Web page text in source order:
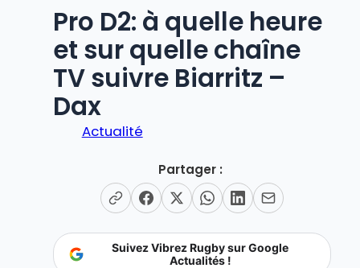
Pro D2: à quelle heure
et sur quelle chaîne
TV suivre Biarritz –
Dax
Actualité
Partager :
Suivez Vibrez Rugby sur Google
Actualités !